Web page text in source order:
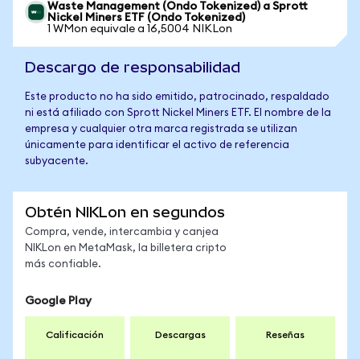
Waste Management (Ondo Tokenized) a Sprott
Nickel Miners ETF (Ondo Tokenized)
1 WMon equivale a 16,5004 NIKLon
Descargo de responsabilidad
Este producto no ha sido emitido, patrocinado, respaldado
ni está afiliado con Sprott Nickel Miners ETF. El nombre de la
empresa y cualquier otra marca registrada se utilizan
únicamente para identificar el activo de referencia
subyacente.
Obtén NIKLon en segundos
Compra, vende, intercambia y canjea
NIKLon en MetaMask, la billetera cripto
más confiable.
Google Play
Calificación Descargas Reseñas